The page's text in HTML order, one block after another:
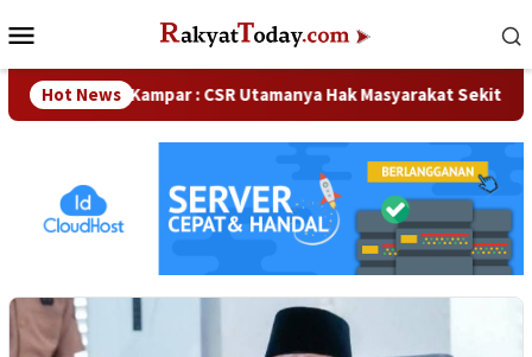
ke
Mobile
Hot News
DPRD Kampar : CSR Utamanya Hak Masyarakat Sekitar